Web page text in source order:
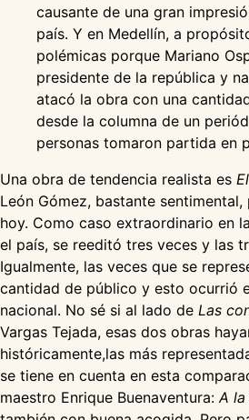
causante de una gran
país. Y en Medellín, a
polémicas porque Mariano
presidente de la república y
atacó la obra con una
desde la columna de un
personas tomaron partida en
Una obra de tendencia realista es
León Gómez, bastante
hoy. Como caso extraordinario en
el país, se reeditó tres veces y las
Igualmente, las veces que se
cantidad de público y esto ocurrió
nacional. No sé si al lado de Las
Vargas Tejada, esas dos obras
históricamente,las más
se tiene en cuenta en esta
maestro Enrique Buenaventura: A